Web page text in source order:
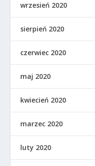
wrzesień 2020
sierpień 2020
czerwiec 2020
maj 2020
kwiecień 2020
marzec 2020
luty 2020